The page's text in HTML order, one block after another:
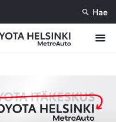
Hae